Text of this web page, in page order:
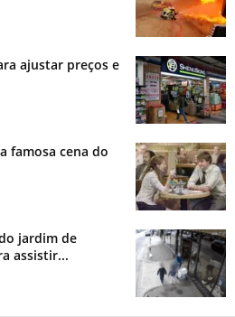
ajustar preços e
famosa cena do
jardim de
assistir...